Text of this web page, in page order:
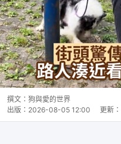
撰文： 狗與愛的世界
出版： 2026-08-05 12:00 更新：